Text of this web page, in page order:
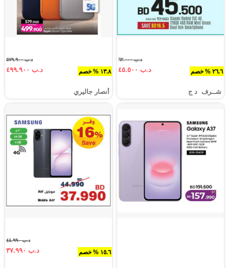
٢٦.٦ % خصم
د.ب ٦٢.٠٠٠
د.ب ٤٥.٥٠٠
شــرف د ج
١٣.٨ % خصم
د.ب ٥٧٩.٩٠٠
د.ب ٤٩٩.٩٠٠
أنصار جاليري
١٥.٦ % خصم
د.ب ٤٤.٩٩٠
د.ب ٣٧.٩٩٠